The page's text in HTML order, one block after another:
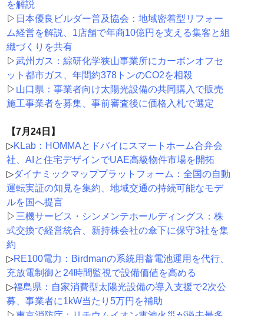
を解説
▷ 日本優良ビルダー普及協会：地域密着型リフォー
ム経営を解説、1店舗で年商10億円を支える集客と組
織づくりを共有
▷武州ガス：綜研化学狭山事業所にカーボンオフセ
ット都市ガス、年間約378トンのCO2を相殺
▷ 山口県：事業者向け太陽光設備の共同購入で販売
施工事業者を募集、事前審査後に価格入札で選定
【7月24日】
▷KLab：HOMMAとドバイにスマートホーム合弁会
社、AIと住宅デザインでUAE高級物件市場を開拓
▷ダイナミックマッププラットフォーム：全国の自動
運転実証の知見を集約、地域交通の持続可能なモデ
ルを国へ提言
▷ 三機サービス・シンメンテホールディングス：株
式交換で経営統合、新持株会社の傘下に保守3社を集
約
▷RE100電力：Birdmanの系統用蓄電池運用を代行、
充放電制御と24時間監視で設備価値を高める
▷福島県：自家消費型太陽光設備の導入支援で2次公
募、事業者に1kW当たり5万円を補助